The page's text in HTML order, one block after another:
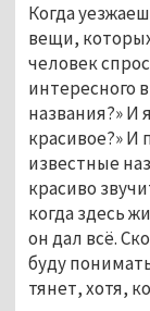
Когда
вещи,
человек
интересного
названия?» И
красивое?» И
известные
красиво
когда здесь
он дал всё.
буду
тянет, хотя,